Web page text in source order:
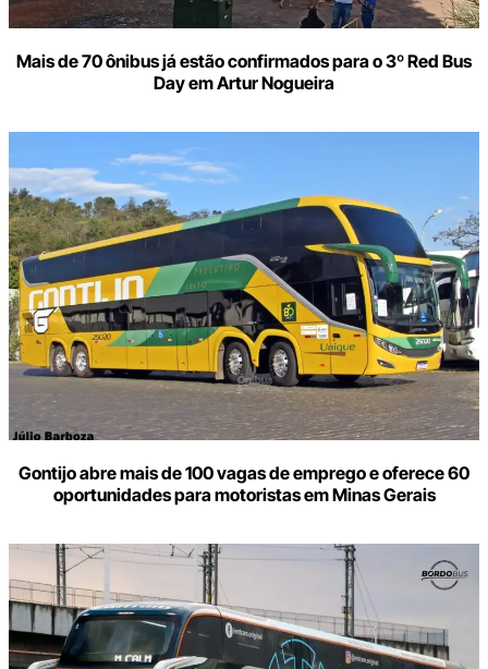
Mais de 70 ônibus já estão confirmados para o 3º Red Bus
Day em Artur Nogueira
Gontijo abre mais de 100 vagas de emprego e oferece 60
oportunidades para motoristas em Minas Gerais